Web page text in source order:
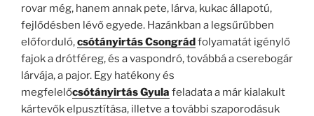
rovar még, hanem annak pete, lárva, kukac állapotú,
fejlődésben lévő egyede. Hazánkban a legsűrűbben
előforduló,csótányirtás Csongrádfolyamatát igénylő
fajok a drótféreg, és a vaspondró, továbbá a cserebogár
lárvája, a pajor. Egy hatékony és
megfelelőcsótányirtás Gyula feladata a már kialakult
kártevők elpusztítása, illetve a további szaporodásuk